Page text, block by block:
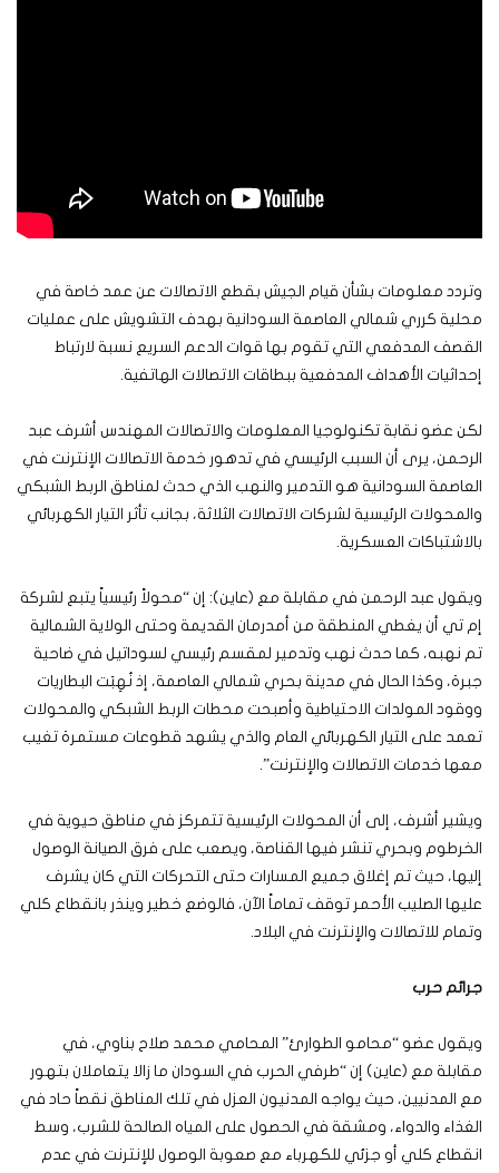
وتردد معلومات بشأن قيام الجيش بقطع الاتصالات عن عمد خاصة في
محلية كرري شمالي العاصمة السودانية بهدف التشويش على عمليات
القصف المدفعي التي تقوم بها قوات الدعم السريع نسبة لارتباط
إحداثيات الأهداف المدفعية ببطاقات الاتصالات الهاتفية.
لكن عضو نقابة تكنولوجيا المعلومات والاتصالات المهندس أشرف عبد
الرحمن، يرى أن السبب الرئيسي في تدهور خدمة الاتصالات الإنترنت في
العاصمة السودانية هو التدمير والنهب الذي حدث لمناطق الربط الشبكي
والمحولات الرئيسية لشركات الاتصالات الثلاثة، بجانب تأثر التيار الكهربائي
بالاشتباكات العسكرية.
ويقول عبد الرحمن في مقابلة مع (عاين): إن “محولاً رئيسياً يتبع لشركة
إم تي أن يغطي المنطقة من أمدرمان القديمة وحتى الولاية الشمالية
تم نهبه، كما حدث نهب وتدمير لمقسم رئيسي لسوداتيل في ضاحية
جبرة، وكذا الحال في مدينة بحري شمالي العاصمة، إذ نُهِبَت البطاريات
ووقود المولدات الاحتياطية وأصبحت محطات الربط الشبكي والمحولات
تعمد على التيار الكهربائي العام والذي يشهد قطوعات مستمرة تغيب
معها خدمات الاتصالات والإنترنت”.
ويشير أشرف، إلى أن المحولات الرئيسية تتمركز في مناطق حيوية في
الخرطوم وبحري تنشر فيها القناصة، ويصعب على فرق الصيانة الوصول
إليها، حيث تم إغلاق جميع المسارات حتى التحركات التي كان يشرف
عليها الصليب الأحمر توقف تماماً الآن، فالوضع خطير وينذر بانقطاع كلي
وتمام للاتصالات والإنترنت في البلاد.
جرائم حرب
ويقول عضو “محامو الطوارئ” المحامي محمد صلاح بناوي، في
مقابلة مع (عاين) إن “طرفي الحرب في السودان ما زالا يتعاملان بتهور
مع المدنيين، حيث يواجه المدنيون العزل في تلك المناطق نقصاً حاد في
الغذاء والدواء، ومشقة في الحصول على المياه الصالحة للشرب، وسط
انقطاع كلي أو جزئي للكهرباء مع صعوبة الوصول للإنترنت في عدم